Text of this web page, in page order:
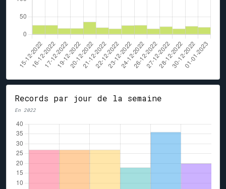
Records par jour de la semaine
En 2022